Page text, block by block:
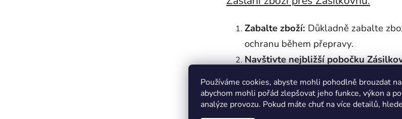
Používáme cookies, abyste mohli pohodlně brouzdat
abychom mohli pořád zlepšovat jeho funkce, výkon a
analýze provozu. Pokud máte chuť na více detailů,
Zabalte zboží: Důkladně zabalte
ochranu během přepravy.
Navštivte nejbližší pobočku
Zásilkovny (seznam poboček
Označte balíček:Na balíček
pobočce Vám díky tomuto